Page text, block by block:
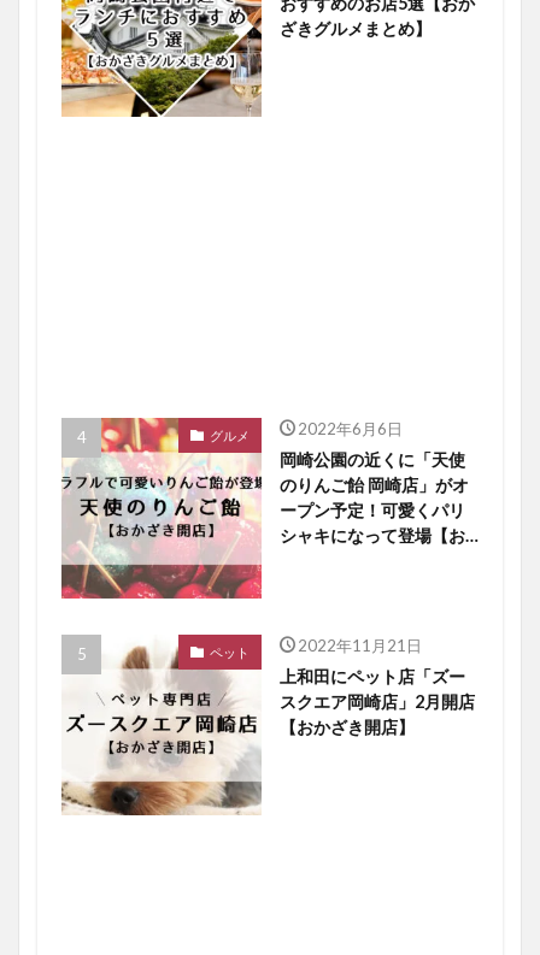
ざきグルメまとめ】
グルメ 2022年6月6日
岡崎公園の近くに「天使
のりんご飴 岡崎店」がオ
ープン予定！可愛くパリ
シャキになって登場【お
ペット 2022年11月21日
上和田にペット店「ズー
スクエア岡崎店」2月開店
【おかざき開店】